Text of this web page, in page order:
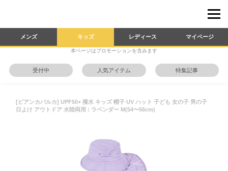
メンズ キッズ レディース マイページ
本ページはプロモーションを含みます
受付中 人気アイテム 特集記事
[ビアンカバルカ] UPF50+ 撥水 キッズ 帽子 UV ハット 子ども 女の子 男の子
日よけ アウトドア 水陸両用 : ラベンダー M(54〜56cm)